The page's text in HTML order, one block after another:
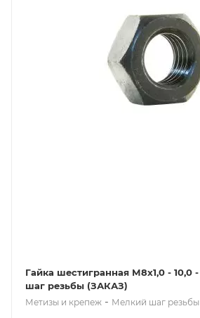
Гайка шестигранная М8x1,0 - 10,0 - DIN934, мелкий
шаг резьбы (ЗАКАЗ)
Метизы и крепеж - Мелкий шаг резьбы